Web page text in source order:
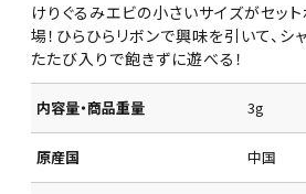
けりぐるみエビの小さいサイズがセッ
場！ひらひらリボンで興味を引いて、シ
たたび入りで飽きずに遊べる！
内容量・商品重量 3g
原産国 中国